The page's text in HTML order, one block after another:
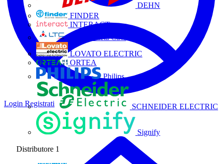
DEHN
FINDER
INTERACT
La Triveneta Cavi
LOVATO ELECTRIC
ORTEA
Philips
SCHNEIDER ELECTRIC
Signify
Distributore 1
Login Registrati